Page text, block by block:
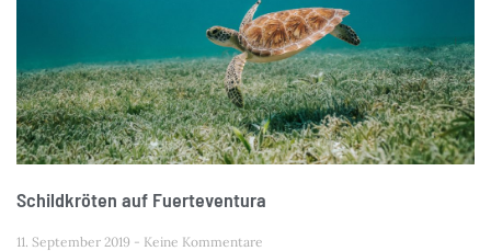
Schildkröten auf Fuerteventura
11. September 2019 Keine Kommentare